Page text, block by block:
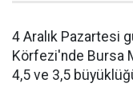
4 Aralık Pazartesi
Körfezi'nde Bursa
4,5 ve 3,5